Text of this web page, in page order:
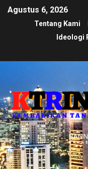
Agustus 6, 2026
Tentang Kami
Ideologi